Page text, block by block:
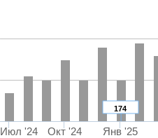
174
Июл '24 Окт '24 Янв '25